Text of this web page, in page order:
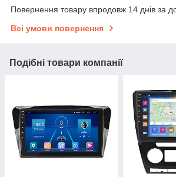
Повернення товару впродовж 14 днів за
Всі умови повернення
Подібні товари компанії